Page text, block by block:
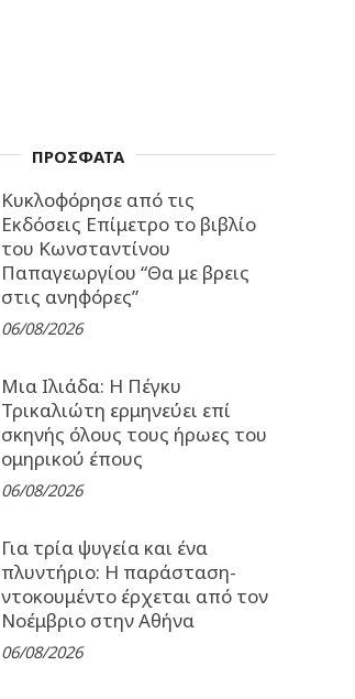
ΠΡΟΣΦΑΤΑ
Κυκλοφόρησε από τις
Εκδόσεις Επίμετρο το βιβλίο
του Κωνσταντίνου
Παπαγεωργίου “Θα με βρεις
στις ανηφόρες”
06/08/2026
Μια Ιλιάδα: H Πέγκυ
Τρικαλιώτη ερμηνεύει επί
σκηνής όλους τους ήρωες του
ομηρικού έπους
06/08/2026
Για τρία ψυγεία και ένα
πλυντήριο: Η παράσταση-
ντοκουμέντο έρχεται από τον
Νοέμβριο στην Αθήνα
06/08/2026